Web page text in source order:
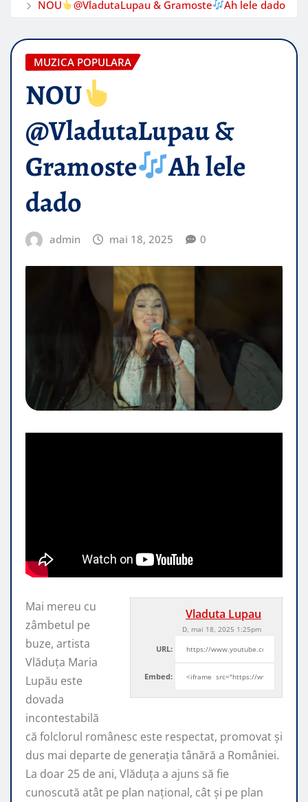
NOU
@VladutaLupau & Gramoste Ah lele dado
MUZICA POPULARA
NOU
@VladutaLupau &
Gramoste
Ah lele
dado
admin mai 18, 2025 0
Vladuta Lupau
D, mai 18, 2025 1:25pm
URL:
Embed:
Mai mereu cu
zâmbetul pe
buze, artista
Vlăduța Maria
Lupău este
dovada
incontestabilă
că folclorul românesc este respectat, promovat şi
dus mai departe de generaţia tânără a României.
La doar 25 de ani, Vlăduța a ajuns să fie
cunoscută atât pe plan naţional, cât şi pe plan